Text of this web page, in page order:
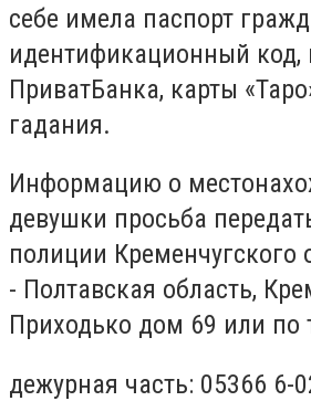
себе имела паспорт
идентификационный код,
ПриватБанка, карты
гадания.
Информацию о
девушки просьба
полиции Кременчугского
- Полтавская область,
Приходько дом 69 или по
дежурная часть: 05366 6-